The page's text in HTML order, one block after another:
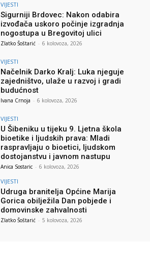
VIJESTI
Sigurniji Brdovec: Nakon odabira
izvođača uskoro počinje izgradnja
nogostupa u Bregovitoj ulici
Zlatko Šoštarić - 6 kolovoza, 2026
VIJESTI
Načelnik Darko Kralj: Luka njeguje
zajedništvo, ulaže u razvoj i gradi
budućnost
Ivana Crnoja - 6 kolovoza, 2026
VIJESTI
U Šibeniku u tijeku 9. Ljetna škola
bioetike i ljudskih prava: Mladi
raspravljaju o bioetici, ljudskom
dostojanstvu i javnom nastupu
Anica Sostaric - 6 kolovoza, 2026
VIJESTI
Udruga branitelja Općine Marija
Gorica obilježila Dan pobjede i
domovinske zahvalnosti
Zlatko Šoštarić - 5 kolovoza, 2026